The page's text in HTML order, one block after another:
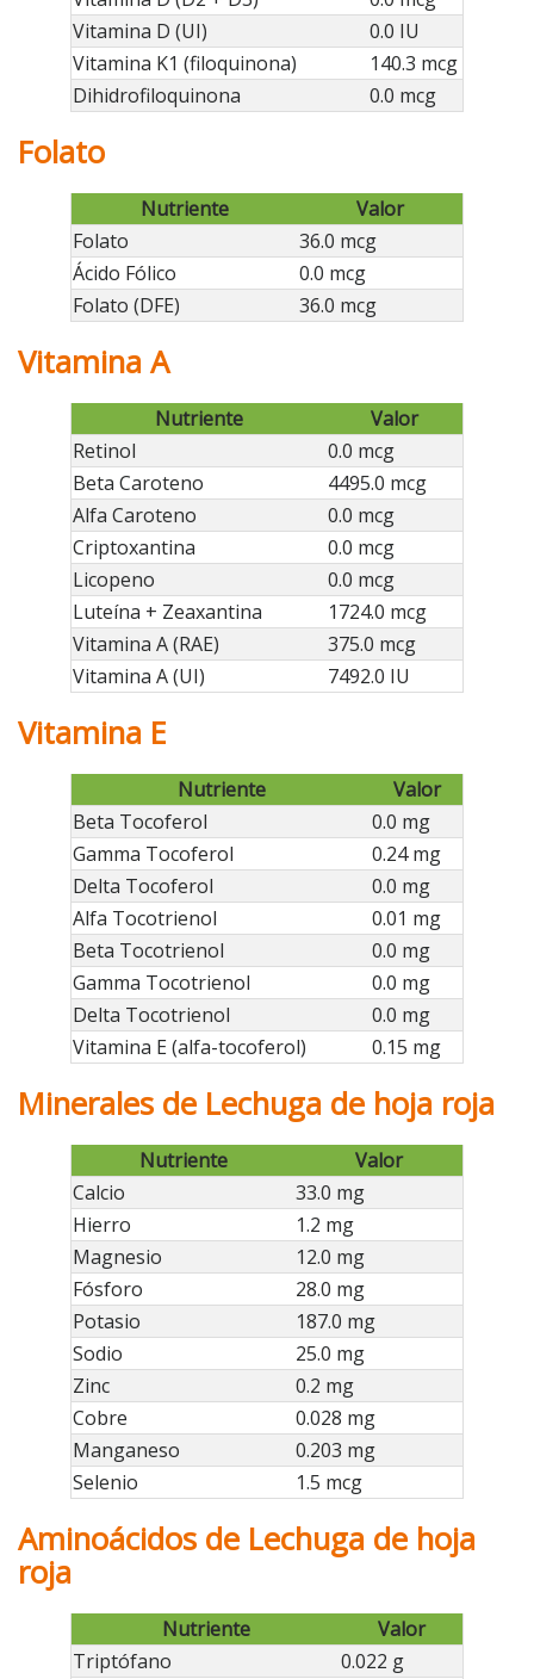
Vitamina D (UI)
0.0 IU
Vitamina K1 (filoquinona)
140.3 mcg
Dihidrofiloquinona
0.0 mcg
Folato
Nutriente
Valor
Folato
36.0 mcg
Ácido Fólico
0.0 mcg
Folato (DFE)
36.0 mcg
Vitamina A
Nutriente
Valor
Retinol
0.0 mcg
Beta Caroteno
4495.0 mcg
Alfa Caroteno
0.0 mcg
Criptoxantina
0.0 mcg
Licopeno
0.0 mcg
Luteína + Zeaxantina
1724.0 mcg
Vitamina A (RAE)
375.0 mcg
Vitamina A (UI)
7492.0 IU
Vitamina E
Nutriente
Valor
Beta Tocoferol
0.0 mg
Gamma Tocoferol
0.24 mg
Delta Tocoferol
0.0 mg
Alfa Tocotrienol
0.01 mg
Beta Tocotrienol
0.0 mg
Gamma Tocotrienol
0.0 mg
Delta Tocotrienol
0.0 mg
Vitamina E (alfa-tocoferol)
0.15 mg
Minerales de Lechuga de hoja roja
Nutriente
Valor
Calcio
33.0 mg
Hierro
1.2 mg
Magnesio
12.0 mg
Fósforo
28.0 mg
Potasio
187.0 mg
Sodio
25.0 mg
Zinc
0.2 mg
Cobre
0.028 mg
Manganeso
0.203 mg
Selenio
1.5 mcg
Aminoácidos de Lechuga de hoja
roja
Nutriente
Valor
Triptófano
0.022 g